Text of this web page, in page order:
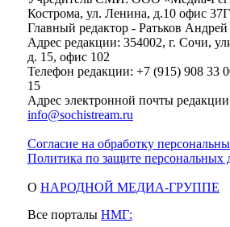
Кострома, ул. Ленина, д.10 офис 37Г
Главный редактор - Ратьков
Адрес редакции: 354002, г. Сочи,
д. 15, офис 102
Телефон редакции: +7 (915) 908 33
15
Адрес электронной почты
info@sochistream.ru
Согласие на обработку
Политика по защите персональных
О НАРОДНОЙ МЕДИА-ГРУППЕ
Все порталы НМГ: